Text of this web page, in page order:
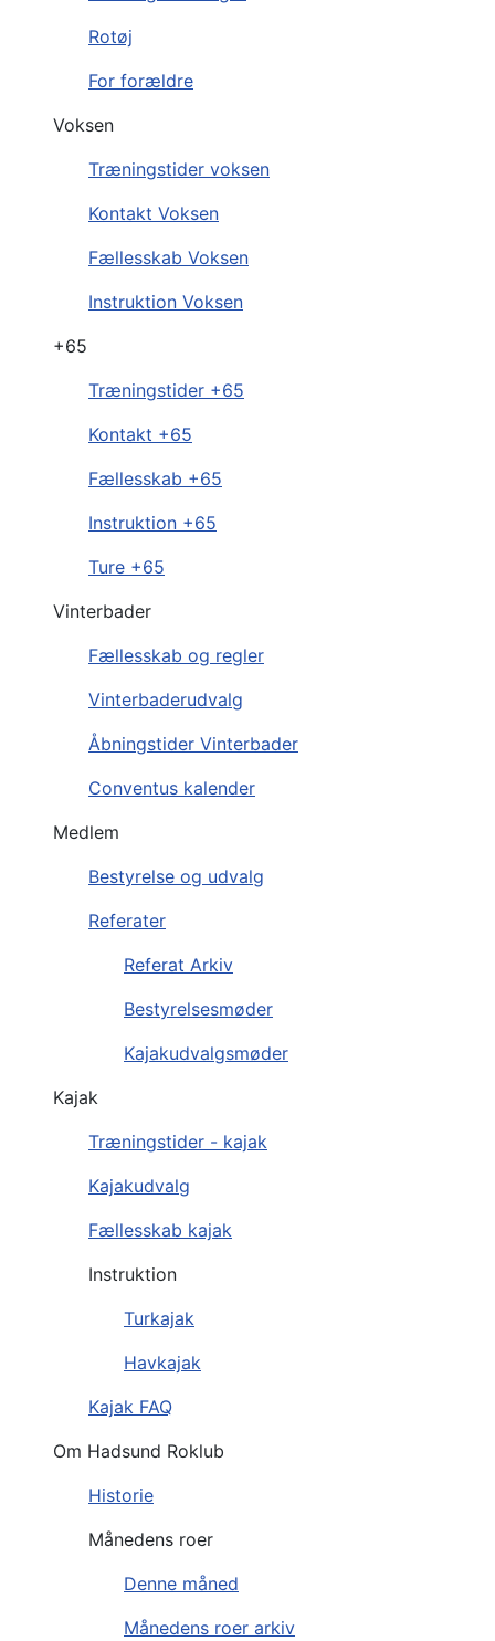
Rotøj
For forældre
Voksen
Træningstider voksen
Kontakt Voksen
Fællesskab Voksen
Instruktion Voksen
+65
Træningstider +65
Kontakt +65
Fællesskab +65
Instruktion +65
Ture +65
Vinterbader
Fællesskab og regler
Vinterbaderudvalg
Åbningstider Vinterbader
Conventus kalender
Medlem
Bestyrelse og udvalg
Referater
Referat Arkiv
Bestyrelsesmøder
Kajakudvalgsmøder
Kajak
Træningstider - kajak
Kajakudvalg
Fællesskab kajak
Instruktion
Turkajak
Havkajak
Kajak FAQ
Om Hadsund Roklub
Historie
Månedens roer
Denne måned
Månedens roer arkiv